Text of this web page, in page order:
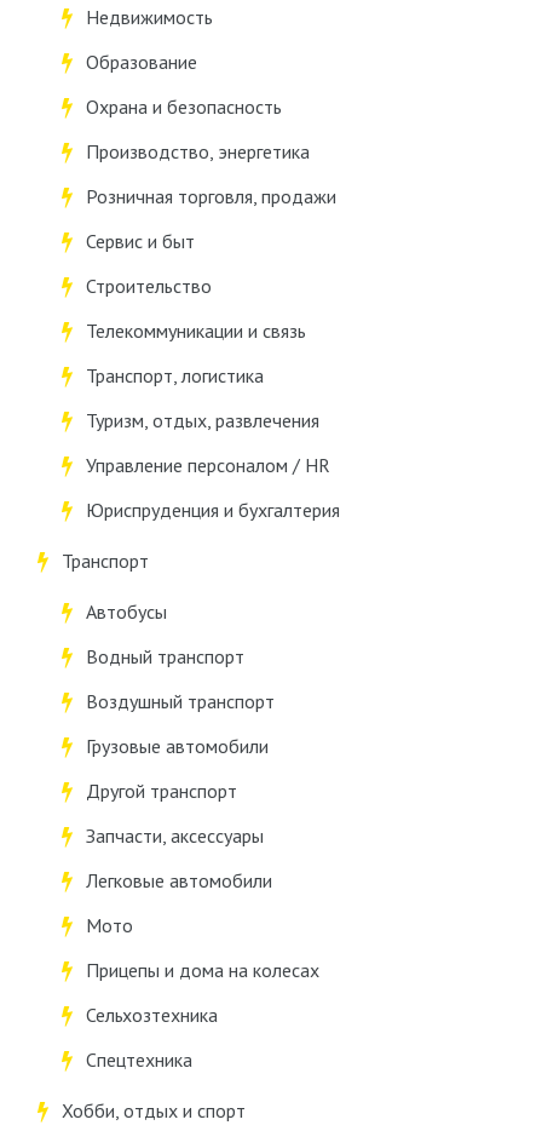
Недвижимость
Образование
Охрана и безопасность
Производство, энергетика
Розничная торговля, продажи
Сервис и быт
Строительство
Телекоммуникации и связь
Транспорт, логистика
Туризм, отдых, развлечения
Управление персоналом / HR
Юриспруденция и бухгалтерия
Транспорт
Автобусы
Водный транспорт
Воздушный транспорт
Грузовые автомобили
Другой транспорт
Запчасти, аксессуары
Легковые автомобили
Мото
Прицепы и дома на колесах
Сельхозтехника
Спецтехника
Хобби, отдых и спорт